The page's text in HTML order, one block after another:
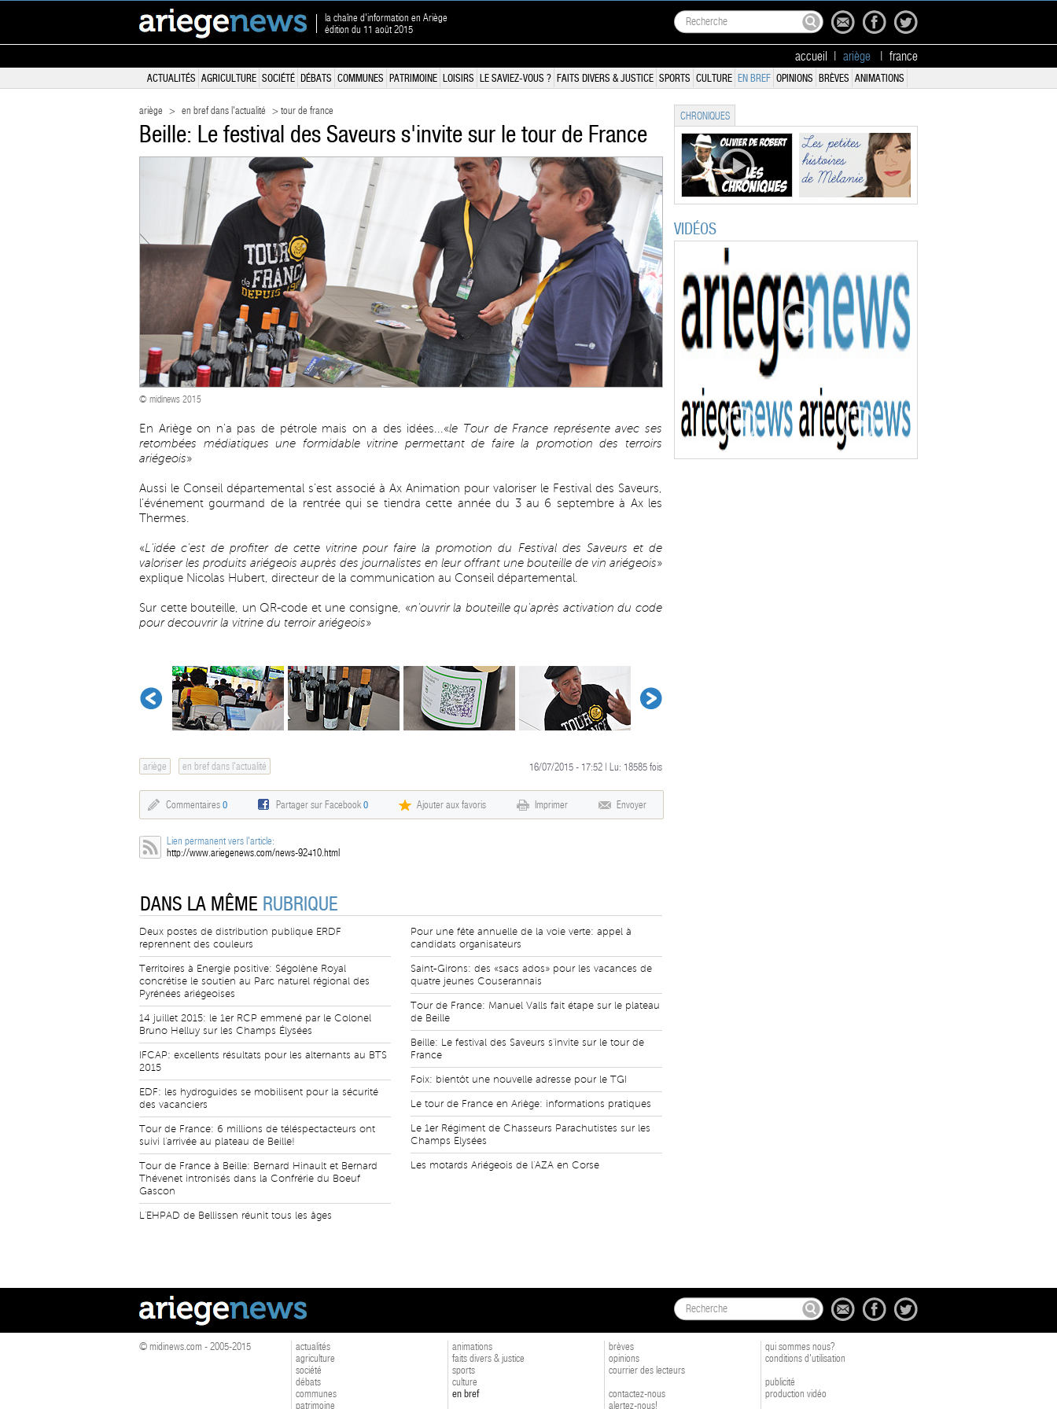
la chaîne d'information en Ariège
édition du 11 août 2015
accueil ariège france
ACTUALITÉS AGRICULTURE SOCIÉTÉ DÉBATS COMMUNES PATRIMOINE LOISIRS LE SAVIEZ-VOUS ? FAITS DIVERS & JUSTICE SPORTS CULTURE EN BREF OPINIONS BRÈVES ANIMATIONS
ariège > en bref dans l'actualité > tour de france
Beille: Le festival des Saveurs s'invite sur le tour de France
© midinews 2015
En Ariège on n'a pas de pétrole mais on a des idées...«le Tour de France représente avec ses
retombées médiatiques une formidable vitrine permettant de faire la promotion des terroirs
ariégeois»
Aussi le Conseil départemental s'est associé à Ax Animation pour valoriser le Festival des Saveurs,
l'événement gourmand de la rentrée qui se tiendra cette année du 3 au 6 septembre à Ax les
Thermes.
«L'idée c'est de profiter de cette vitrine pour faire la promotion du Festival des Saveurs et de
valoriser les produits ariégeois auprès des journalistes en leur offrant une bouteille de vin ariégeois»
explique Nicolas Hubert, directeur de la communication au Conseil départemental.
Sur cette bouteille, un QR-code et une consigne, «n'ouvrir la bouteille qu'après activation du code
pour decouvrir la vitrine du terroir ariégeois»
ariège en bref dans l'actualité 16/07/2015 - 17:52 | Lu: 18585 fois
Commentaires 0 Partager sur Facebook0 Ajouter aux favoris Imprimer Envoyer
Lien permanent vers l'article:
http://www.ariegenews.com/news-92410.html
DANS LA MÊME RUBRIQUE
Deux postes de distribution publique ERDF
reprennent des couleurs
Territoires à Energie positive: Ségolène Royal
concrétise le soutien au Parc naturel régional des
Pyrénées ariégeoises
14 juillet 2015: le 1er RCP emmené par le Colonel
Bruno Helluy sur les Champs Élysées
IFCAP: excellents résultats pour les alternants au BTS
2015
EDF: les hydroguides se mobilisent pour la sécurité
des vacanciers
Tour de France: 6 millions de téléspectacteurs ont
suivi l'arrivée au plateau de Beille!
Tour de France à Beille: Bernard Hinault et Bernard
Thévenet intronisés dans la Confrérie du Boeuf
Gascon
L'EHPAD de Bellissen réunit tous les âges
Pour une fête annuelle de la voie verte: appel à
candidats organisateurs
Saint-Girons: des «sacs ados» pour les vacances de
quatre jeunes Couserannais
Tour de France: Manuel Valls fait étape sur le plateau
de Beille
Beille: Le festival des Saveurs s'invite sur le tour de
France
Foix: bientôt une nouvelle adresse pour le TGI
Le tour de France en Ariège: informations pratiques
Le 1er Régiment de Chasseurs Parachutistes sur les
Champs Elysées
Les motards Ariégeois de l'AZA en Corse
CHRONIQUES
VIDÉOS
© midinews.com - 2005-2015
actualités
agriculture
société
débats
communes
patrimoine
animations
faits divers & justice
sports
culture
en bref
brèves
opinions
courrier des lecteurs
contactez-nous
alertez-nous!
qui sommes nous?
conditions d'utilisation
publicité
production vidéo